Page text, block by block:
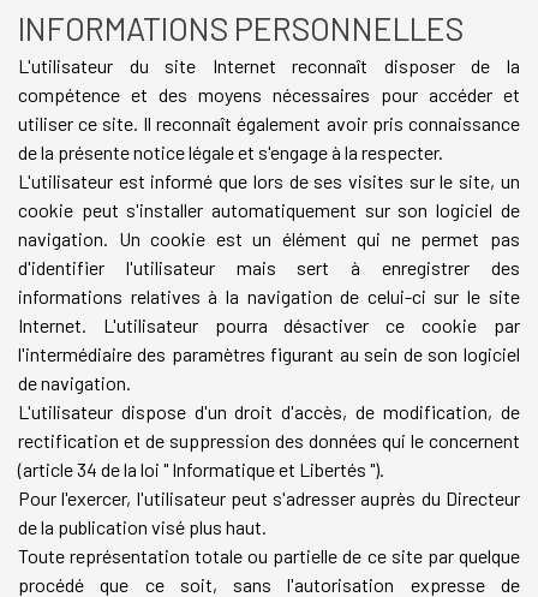
INFORMATIONS PERSONNELLES
L'utilisateur du site Internet reconnaît disposer de la
compétence et des moyens nécessaires pour accéder et
utiliser ce site. Il reconnaît également avoir pris connaissance
de la présente notice légale et s'engage à la respecter.
L'utilisateur est informé que lors de ses visites sur le site, un
cookie peut s'installer automatiquement sur son logiciel de
navigation. Un cookie est un élément qui ne permet pas
d'identifier l'utilisateur mais sert à enregistrer des
informations relatives à la navigation de celui-ci sur le site
Internet. L'utilisateur pourra désactiver ce cookie par
l'intermédiaire des paramètres figurant au sein de son logiciel
de navigation.
L'utilisateur dispose d'un droit d'accès, de modification, de
rectification et de suppression des données qui le concernent
(article 34 de la loi " Informatique et Libertés ").
Pour l'exercer, l'utilisateur peut s'adresser auprès du Directeur
de la publication visé plus haut.
Toute représentation totale ou partielle de ce site par quelque
procédé que ce soit, sans l'autorisation expresse de